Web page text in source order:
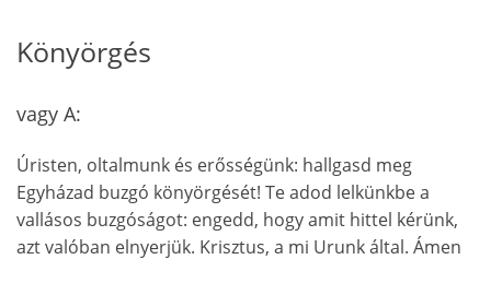
Könyörgés
vagy A:
Úristen, oltalmunk és erősségünk: hallgasd meg
Egyházad buzgó könyörgését! Te adod lelkünkbe a
vallásos buzgóságot: engedd, hogy amit hittel kérünk,
azt valóban elnyerjük. Krisztus, a mi Urunk által. Ámen